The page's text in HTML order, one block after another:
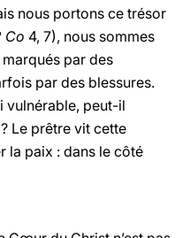
nous portons ce trésor
Co 4, 7), nous sommes
par des
par des blessures.
vulnérable, peut-il
Le prêtre vit cette
la paix : dans le côté